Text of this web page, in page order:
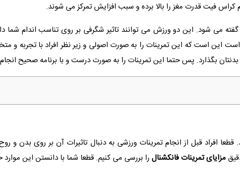
کراس فیت قدرت مغز را بالا برده و سبب افزایش تمرکز می شوند.
می شود. این دو ورزش می‌ توانند تاثیر شگرفی بر روی تناسب اندام شما
این است که این تمرینات را به صورت اصولی و زیر نظر افراد با تجربه و
بگذارد. پس حتما این تمرینات را به صورت درست و با برنامه صحیح
قطعا افراد قبل از انجام تمرینات ورزشی به دنبال تاثیرات آن بر روی بدن
مزایای تمرینات فانکشنال را بررسی می کنیم. قطعا شما با دانستن این